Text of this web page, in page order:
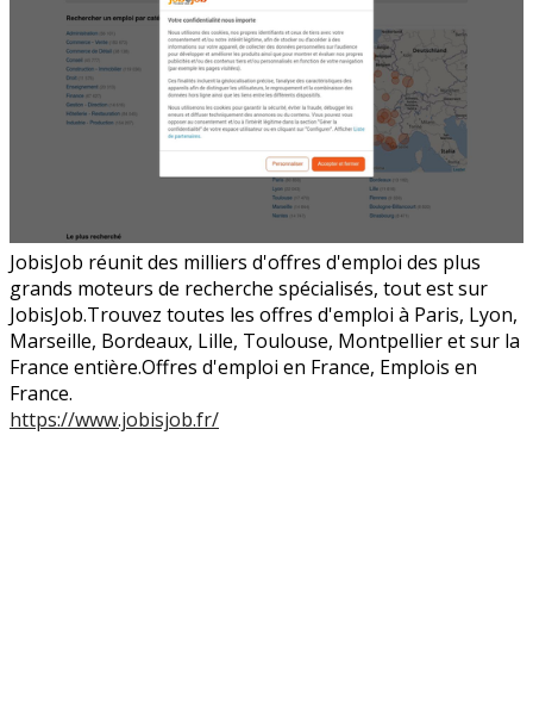
JobisJob réunit des milliers d'offres d'emploi des plus
grands moteurs de recherche spécialisés, tout est sur
JobisJob.Trouvez toutes les offres d'emploi à Paris, Lyon,
Marseille, Bordeaux, Lille, Toulouse, Montpellier et sur la
France entière.Offres d'emploi en France, Emplois en
France.
https://www.jobisjob.fr/